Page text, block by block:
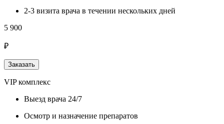
2-3 визита врача в течении нескольких дней
5 900
₽
Заказать
VIP комплекс
Выезд врача 24/7
Осмотр и назначение препаратов